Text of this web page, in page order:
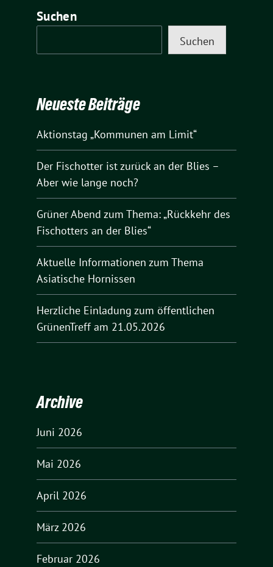
Suchen
Suchen
Neueste Beiträge
Aktionstag „Kommunen am Limit“
Der Fischotter ist zurück an der Blies –
Aber wie lange noch?
Grüner Abend zum Thema: „Rückkehr des
Fischotters an der Blies“
Aktuelle Informationen zum Thema
Asiatische Hornissen
Herzliche Einladung zum öffentlichen
GrünenTreff am 21.05.2026
Archive
Juni 2026
Mai 2026
April 2026
März 2026
Februar 2026